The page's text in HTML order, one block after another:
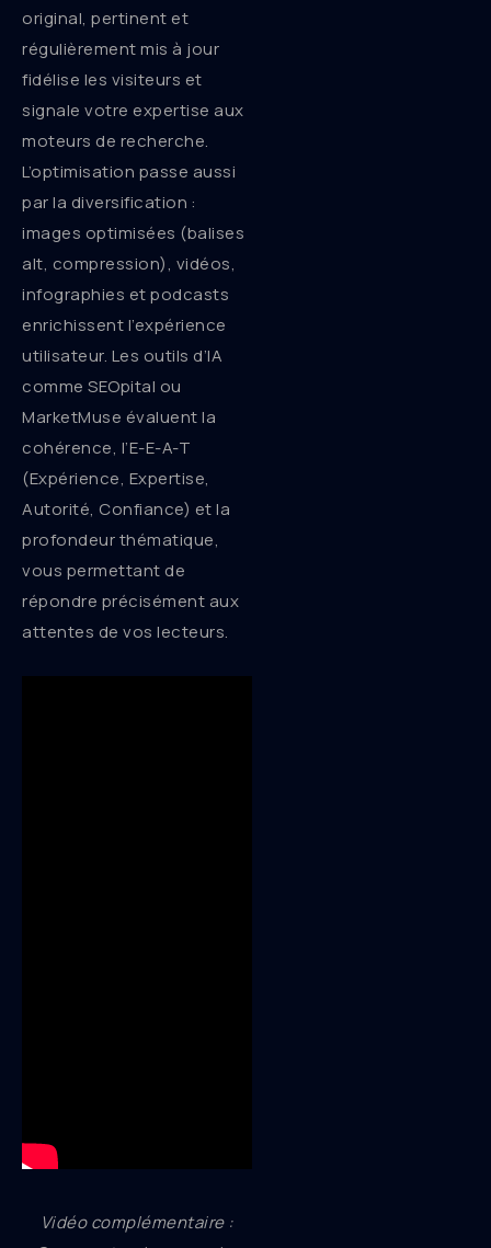
original, pertinent et
régulièrement mis à jour
fidélise les visiteurs et
signale votre expertise aux
moteurs de recherche.
L’optimisation passe aussi
par la diversification :
images optimisées (balises
alt, compression), vidéos,
infographies et podcasts
enrichissent l’expérience
utilisateur. Les outils d’IA
comme SEOpital ou
MarketMuse évaluent la
cohérence, l’E-E-A-T
(Expérience, Expertise,
Autorité, Confiance) et la
profondeur thématique,
vous permettant de
répondre précisément aux
attentes de vos lecteurs.
Vidéo complémentaire :